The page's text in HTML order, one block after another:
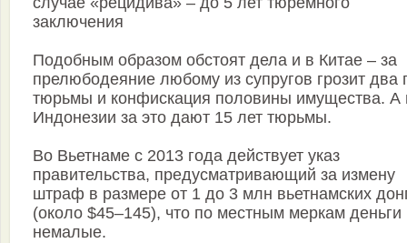
заключения
Подобным образом обстоят дела и в Китае – за
прелюбодеяние любому из супругов грозит два
тюрьмы и конфискация половины имущества. А
Индонезии за это дают 15 лет тюрьмы.
Во Вьетнаме с 2013 года действует указ
правительства, предусматривающий за измену
штраф в размере от 1 до 3 млн вьетнамских
(около $45–145), что по местным меркам деньги
немалые.